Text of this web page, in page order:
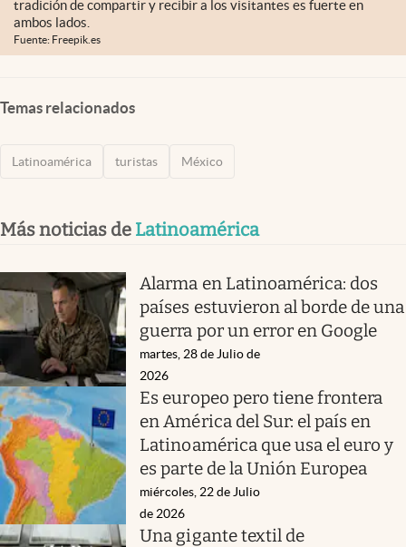
tradición de compartir y recibir a los visitantes es fuerte en
ambos lados.
Fuente: Freepik.es
Temas relacionados
Latinoamérica turistas México
Más noticias de Latinoamérica
Alarma en Latinoamérica: dos
países estuvieron al borde de una
guerra por un error en Google
martes, 28 de Julio de
2026
Es europeo pero tiene frontera
en América del Sur: el país en
Latinoamérica que usa el euro y
es parte de la Unión Europea
miércoles, 22 de Julio
de 2026
Una gigante textil de